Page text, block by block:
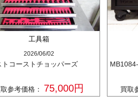
工具箱
2026/06/02
トコーストチョッパーズ
参考価格： 75,000円 買取